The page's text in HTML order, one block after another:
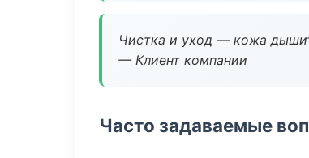
Чистка и уход — кожа
— Клиент компании
Часто задаваемые